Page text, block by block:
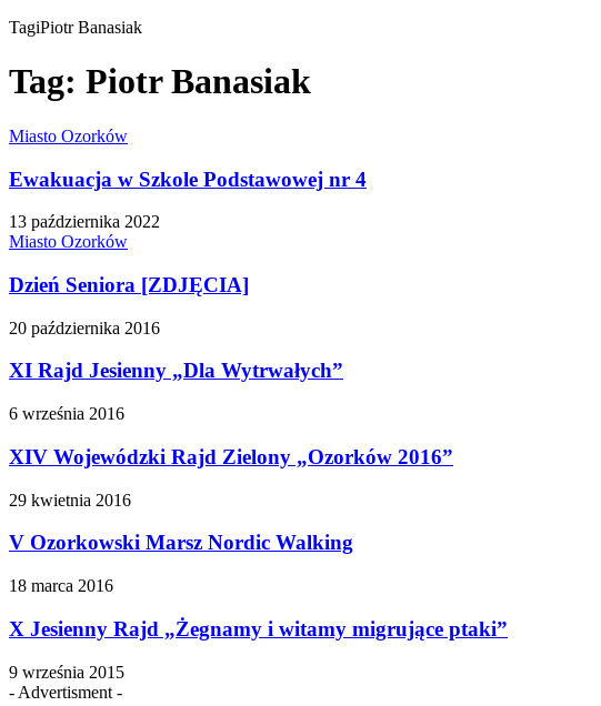
TagiPiotr Banasiak
Tag: Piotr Banasiak
Miasto Ozorków
Ewakuacja w Szkole Podstawowej nr 4
13 października 2022
Miasto Ozorków
Dzień Seniora [ZDJĘCIA]
20 października 2016
XI Rajd Jesienny „Dla Wytrwałych”
6 września 2016
XIV Wojewódzki Rajd Zielony „Ozorków 2016”
29 kwietnia 2016
V Ozorkowski Marsz Nordic Walking
18 marca 2016
X Jesienny Rajd „Żegnamy i witamy migrujące ptaki”
9 września 2015
- Advertisment -